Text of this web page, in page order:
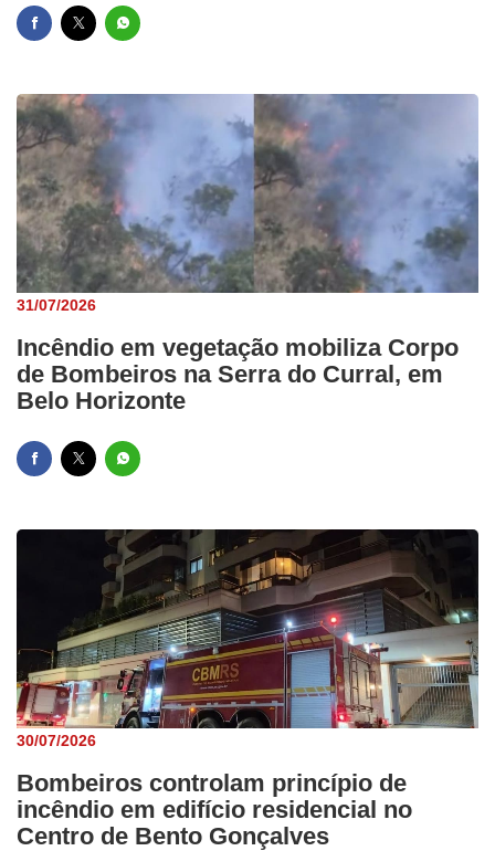
31/07/2026
Incêndio em vegetação mobiliza Corpo
de Bombeiros na Serra do Curral, em
Belo Horizonte
30/07/2026
Bombeiros controlam princípio de
incêndio em edifício residencial no
Centro de Bento Gonçalves